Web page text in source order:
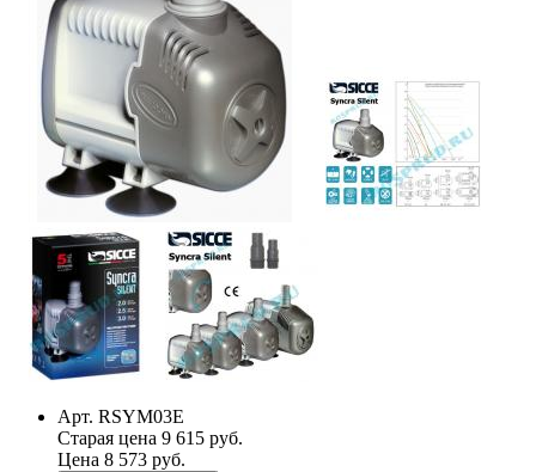
Арт. RSYM03E
Старая цена 9 615 руб.
Цена 8 573 руб.